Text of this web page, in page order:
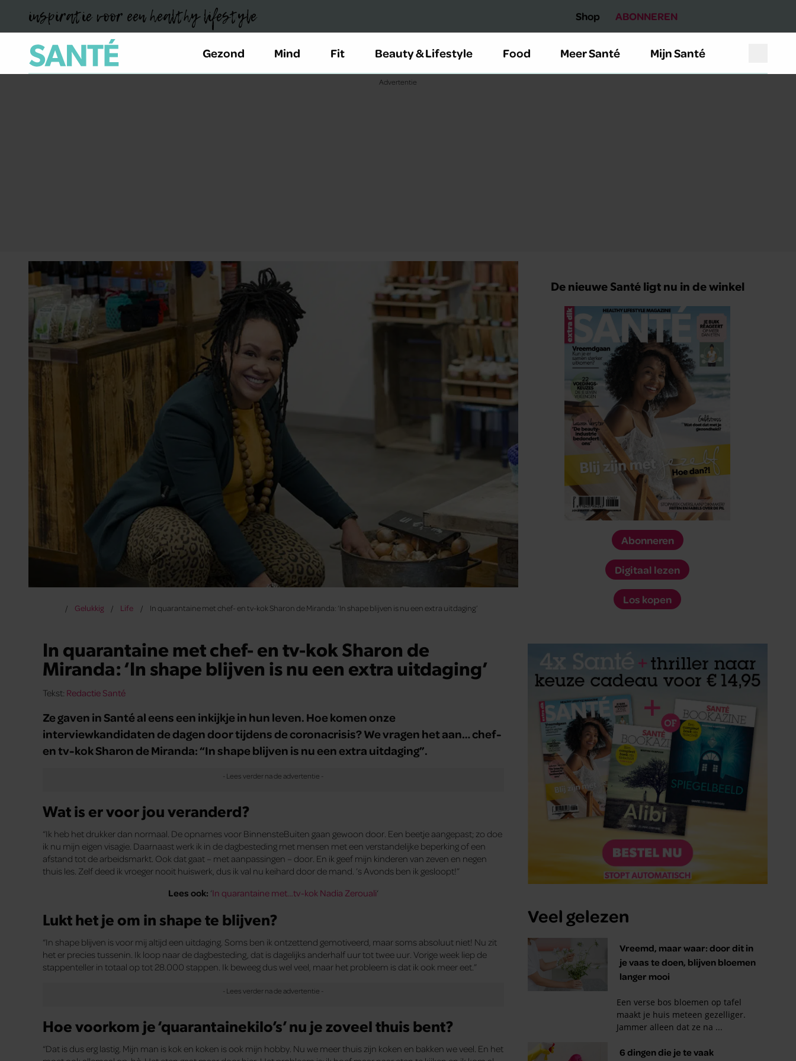
inspiratie voor een healthy lifestyle Shop ABONNEREN
Gezond Mind Fit Beauty & Lifestyle Food Meer Santé Mijn Santé
Gelukkig Life In quarantaine met chef- en tv-kok Sharon de Miranda: ‘In shape blijven is nu een extra uitdaging’
In quarantaine met chef- en tv-kok Sharon de
Miranda: ‘In shape blijven is nu een extra uitdaging’
Tekst: Redactie Santé
Ze gaven in Santé al eens een inkijkje in hun leven. Hoe komen onze
interviewkandidaten de dagen door tijdens de coronacrisis? We vragen het aan… chef-
en tv-kok Sharon de Miranda: “In shape blijven is nu een extra uitdaging”.
Wat is er voor jou veranderd?
“Ik heb het drukker dan normaal. De opnames voor BinnensteBuiten gaan gewoon door. Een beetje aangepast; zo doe
ik nu mijn eigen visagie. Daarnaast werk ik in de dagbesteding met mensen met een verstandelijke beperking of een
afstand tot de arbeidsmarkt. Ook dat gaat – met aanpassingen – door. En ik geef mijn kinderen van zeven en negen
thuis les. Zelf deed ik vroeger nooit huiswerk, dus ik val nu keihard door de mand. ’s Avonds ben ik gesloopt!”
Lees ook: ‘In quarantaine met…tv-kok Nadia Zerouali‘
Lukt het je om in shape te blijven?
“In shape blijven is voor mij altijd een uitdaging. Soms ben ik ontzettend gemotiveerd, maar soms absoluut niet! Nu zit
het er precies tussenin. Ik loop naar de dagbesteding, dat is dagelijks anderhalf uur tot twee uur. Vorige week liep de
stappenteller in totaal op tot 28.000 stappen. Ik beweeg dus wel veel, maar het probleem is dat ik ook meer eet.”
Hoe voorkom je ‘quarantainekilo’s’ nu je zoveel thuis bent?
“Dat is dus erg lastig. Mijn man is kok en koken is ook mijn hobby. Nu we meer thuis zijn koken en bakken we veel. En het
De nieuwe Santé ligt nu in de winkel
Abonneren
Digitaal lezen
Los kopen